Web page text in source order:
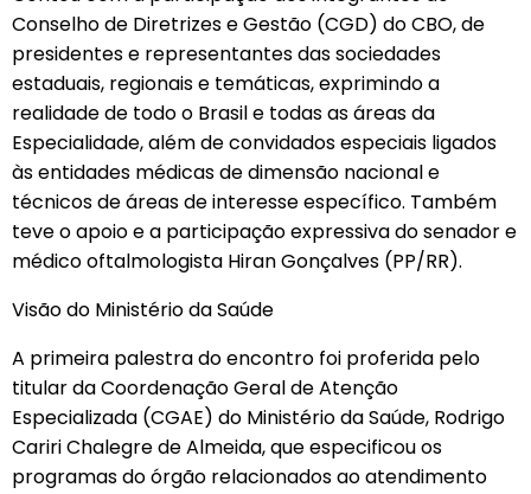
Conselho de Diretrizes e Gestão (CGD) do CBO, de
presidentes e representantes das sociedades
estaduais, regionais e temáticas, exprimindo a
realidade de todo o Brasil e todas as áreas da
Especialidade, além de convidados especiais ligados
às entidades médicas de dimensão nacional e
técnicos de áreas de interesse específico. Também
teve o apoio e a participação expressiva do senador e
médico oftalmologista Hiran Gonçalves (PP/RR).
Visão do Ministério da Saúde
A primeira palestra do encontro foi proferida pelo
titular da Coordenação Geral de Atenção
Especializada (CGAE) do Ministério da Saúde, Rodrigo
Cariri Chalegre de Almeida, que especificou os
programas do órgão relacionados ao atendimento